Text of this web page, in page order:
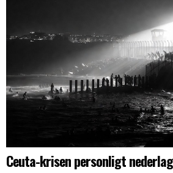
Ceuta-krisen personligt